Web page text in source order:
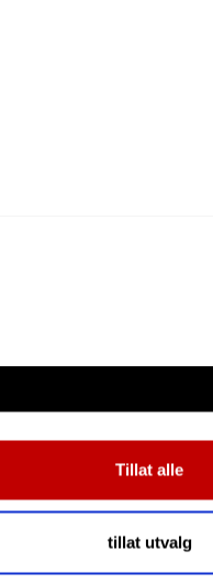
Tillat alle
tillat utvalg